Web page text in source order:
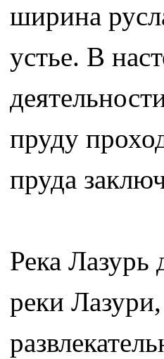
ширина
устье. В
пруду
пруда
Река
реки